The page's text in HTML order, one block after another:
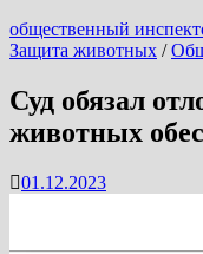
общественный
Защита животных /
Суд обязал
животных
01.12.2023